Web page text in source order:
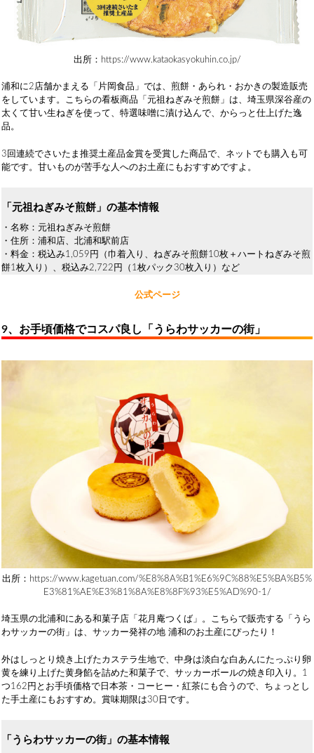
出所：https://www.kataokasyokuhin.co.jp/
浦和に2店舗かまえる「片岡食品」では、煎餅・あられ・おかきの製造販売
をしています。こちらの看板商品「元祖ねぎみそ煎餅」は、埼玉県深谷産の
太くて甘い生ねぎを使って、特選味噌に漬け込んで、からっと仕上げた逸
品。
3回連続でさいたま推奨土産品金賞を受賞した商品で、ネットでも購入も可
能です。甘いものが苦手な人へのお土産にもおすすめですよ。
「元祖ねぎみそ煎餅」の基本情報
・名称：元祖ねぎみそ煎餅
・住所：浦和店、北浦和駅前店
・料金：税込み1,059円（巾着入り、ねぎみそ煎餅10枚＋ハートねぎみそ煎
餅1枚入り）、税込み2,722円（1枚パック30枚入り）など
公式ページ
9、お手頃価格でコスパ良し「うらわサッカーの街」
出所：https://www.kagetuan.com/%E8%8A%B1%E6%9C%88%E5%BA%B5%
E3%81%AE%E3%81%8A%E8%8F%93%E5%AD%90-1/
埼玉県の北浦和にある和菓子店「花月庵つくば」。こちらで販売する「うら
わサッカーの街」は、サッカー発祥の地 浦和のお土産にぴったり！
外はしっとり焼き上げたカステラ生地で、中身は淡白な白あんにたっぷり卵
黄を練り上げた黄身餡を詰めた和菓子で、サッカーボールの焼き印入り。1
つ162円とお手頃価格で日本茶・コーヒー・紅茶にも合うので、ちょっとし
た手土産にもおすすめ。賞味期限は30日です。
「うらわサッカーの街」の基本情報